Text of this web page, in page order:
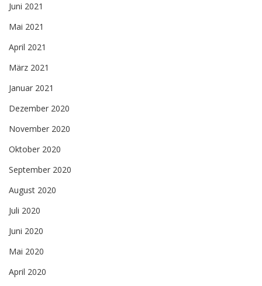
Juni 2021
Mai 2021
April 2021
März 2021
Januar 2021
Dezember 2020
November 2020
Oktober 2020
September 2020
August 2020
Juli 2020
Juni 2020
Mai 2020
April 2020